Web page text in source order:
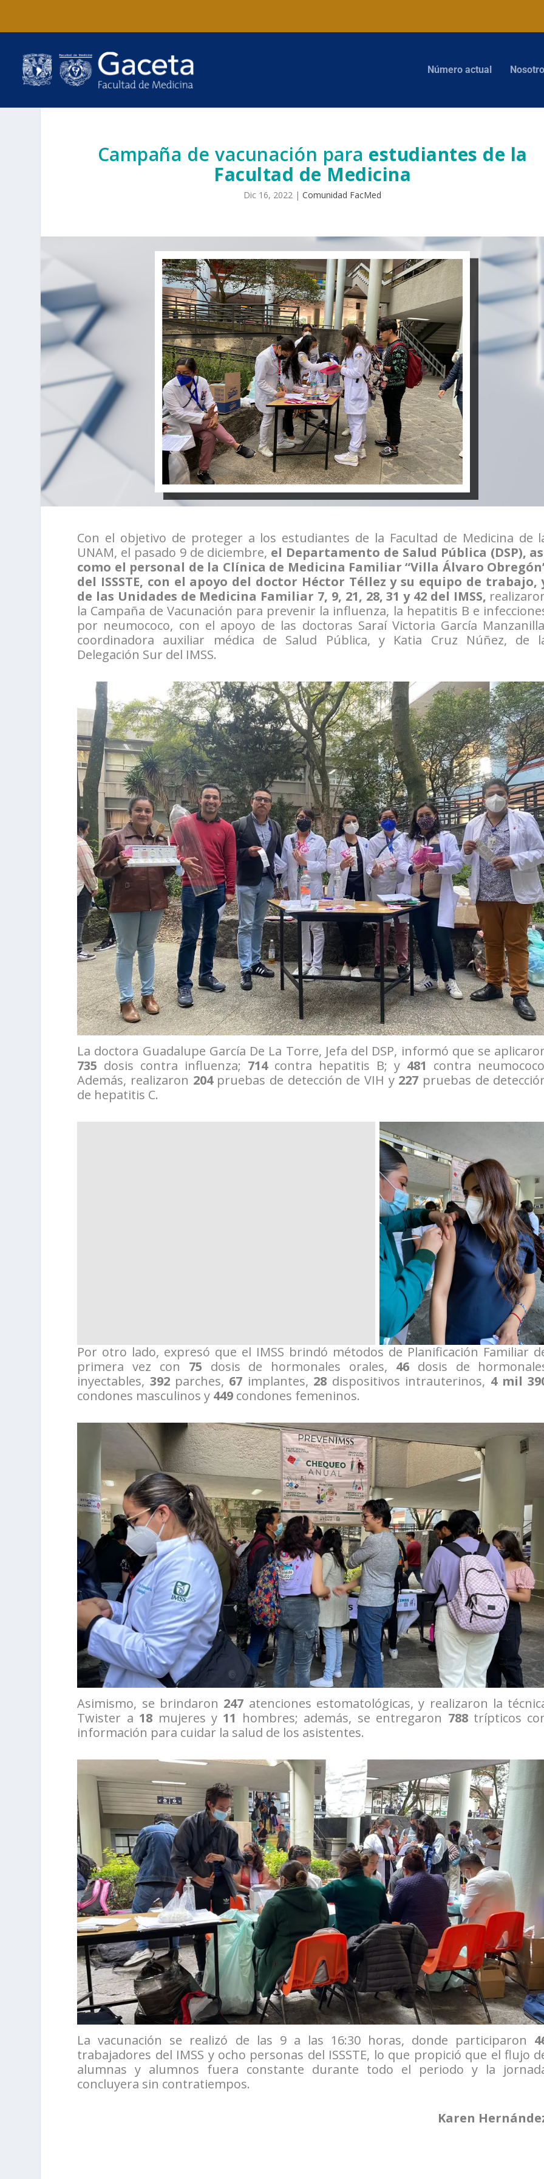
Número actual
Campaña de vacunación para estudiantes de la
Facultad de Medicina
Dic 16, 2022 |Comunidad FacMed
Con el objetivo de proteger a los estudiantes de la Facultad de Medicina de
UNAM, el pasado 9 de diciembre, el Departamento de Salud Pública (DSP),
como el personal de la Clínica de Medicina Familiar “Villa Álvaro
del ISSSTE, con el apoyo del doctor Héctor Téllez y su equipo de trabajo,
de las Unidades de Medicina Familiar 7, 9, 21, 28, 31 y 42 del IMSS,
la Campaña de Vacunación para prevenir la influenza, la hepatitis B e
por neumococo, con el apoyo de las doctoras Saraí Victoria García
coordinadora auxiliar médica de Salud Pública, y Katia Cruz Núñez, de
Delegación Sur del IMSS.
La doctora Guadalupe García De La Torre, Jefa del DSP, informó que se
735 dosis contra influenza; 714contra hepatitis B; y 481 contra
Además, realizaron 204pruebas de detección de VIH y 227 pruebas de
de hepatitis C.
Por otro lado, expresó que el IMSS brindó métodos de Planificación Familiar
primera vez con 75 dosis de hormonales orales, 46 dosis de
inyectables, 392parches, 67 implantes, 28 dispositivos intrauterinos, 4 mil
condones masculinos y 449 condones femeninos.
Asimismo, se brindaron 247 atenciones estomatológicas, y realizaron la
Twister a 18 mujeres y 11 hombres; además, se entregaron 788trípticos
información para cuidar la salud de los asistentes.
La vacunación se realizó de las 9 a las 16:30 horas, donde participaron
trabajadores del IMSS y ocho personas del ISSSTE, lo que propició que el flujo
alumnas y alumnos fuera constante durante todo el periodo y la
concluyera sin contratiempos.
Karen